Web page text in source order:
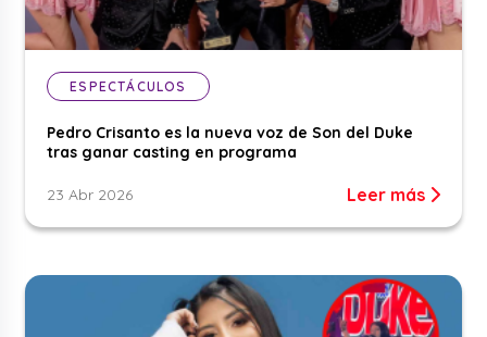
ESPECTÁCULOS
Pedro Crisanto es la nueva voz de Son del Duke
tras ganar casting en programa
23 Abr 2026 Leer más